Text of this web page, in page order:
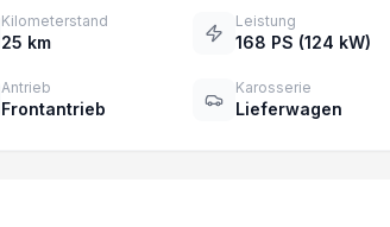
Kilometerstand
25 km
Leistung
168 PS (124 kW)
Antrieb
Frontantrieb
Karosserie
Lieferwagen